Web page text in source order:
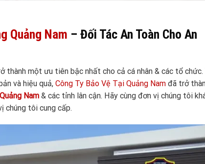
Quảng Nam – Đối Tác An Toàn Cho An
thành một ưu tiên bậc nhất cho cả cá nhân & các tổ chức.
và hiệu quả, Công Ty Bảo Vệ Tại Quảng Nam đã trở
Quảng Nam & các tỉnh lân cận. Hãy cùng đơn vị chúng tôi
chúng tôi cung cấp.